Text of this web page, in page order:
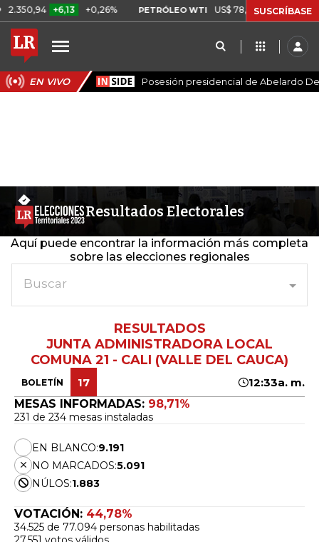
+6,13 +0,26% PETRÓLEO WTI US$ 78,01 US$ 2,92
SUSCRÍBASE
EN VIVO Posesión presidencial de Abelardo
Resultados Electorales
Aquí puede encontrar la información más completa
sobre las elecciones regionales
Buscar
RESULTADOS
JUNTA ADMINISTRADORA LOCAL
COMUNA 21 - CALI (VALLE DEL CAUCA)
BOLETÍN 17
12:33a. m.
MESAS INFORMADAS: 98,71%
231 de 234 mesas instaladas
EN BLANCO:9.191
NO MARCADOS:5.091
NÚLOS:1.883
VOTACIÓN: 44,78%
34.525 de 77.094 personas habilitadas